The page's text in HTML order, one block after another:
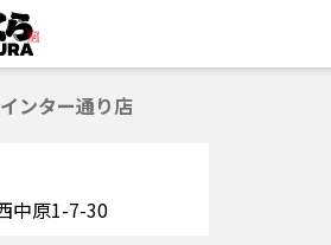
ンター通り店
中原1-7-30